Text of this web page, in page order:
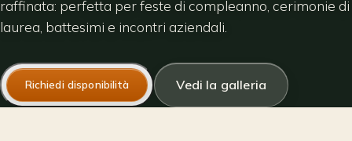
L’Oasi
Affitto spazi
raffinata: perfetta per feste di compleanno, cerimonie di
laurea, battesimi e incontri aziendali.
Richiedi disponibilità Vedi la galleria